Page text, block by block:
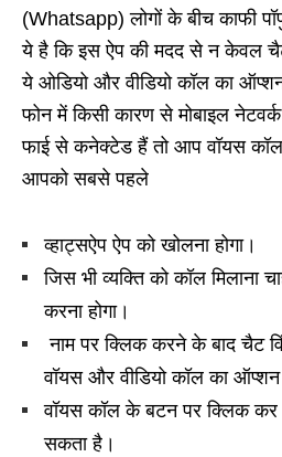
(Whatsapp) लोगों के बीच काफी
ये है कि इस ऐप की मदद से न केवल
ये ओडियो और वीडियो कॉल का
फोन में किसी कारण से मोबाइल
फाई से कनेक्टेड हैं तो आप वॉयस
आपको सबसे पहले
व्हाट्सऐप ऐप को खोलना होगा।
जिस भी व्यक्ति को कॉल मिलाना
करना होगा।
नाम पर क्लिक करने के बाद चैट
वॉयस और वीडियो कॉल का ऑप्शन
वॉयस कॉल के बटन पर क्लिक
सकता है।